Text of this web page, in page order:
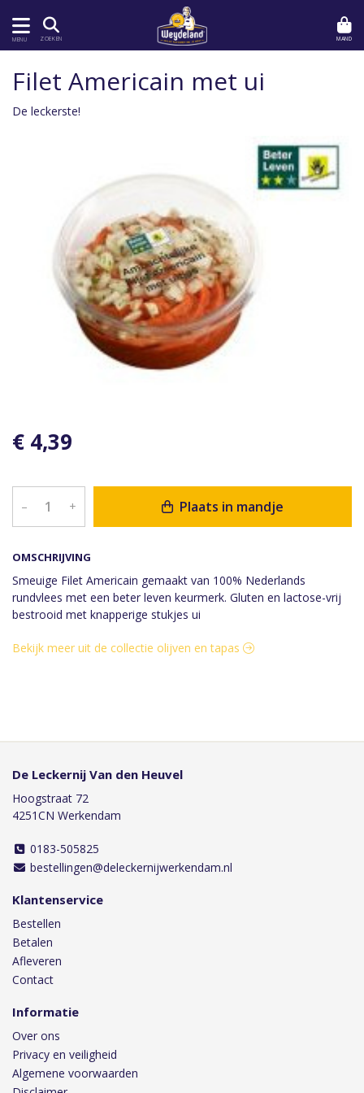
MENU ZOEKEN MAND
OMSCHRIJVING
Smeuige Filet Americain gemaakt van 100% Nederlands
rundvlees met een beter leven keurmerk. Gluten en lactose-vrij
bestrooid met knapperige stukjes ui
Filet Americain met ui
De leckerste!
€ 4,39
– + Plaats in mandje
Bekijk meer uit de collectie olijven en tapas
De Leckernij Van den Heuvel
Hoogstraat 72
4251CN Werkendam
0183-505825
bestellingen@deleckernijwerkendam.nl
Klantenservice
Bestellen
Betalen
Afleveren
Contact
Informatie
Over ons
Privacy en veiligheid
Algemene voorwaarden